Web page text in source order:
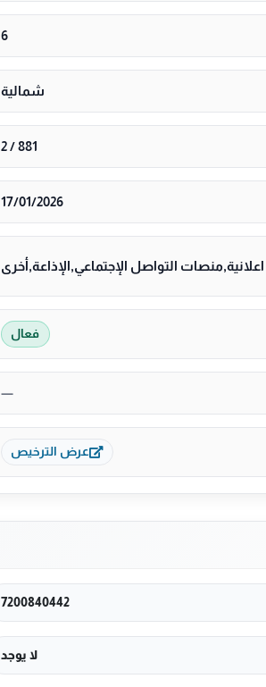
6
شمالية
881 / 2
17/01/2026
التواصل الإجتماعي,الإذاعة,أخرى
فعال
—
عرض الترخيص
7200840442
لا يوجد